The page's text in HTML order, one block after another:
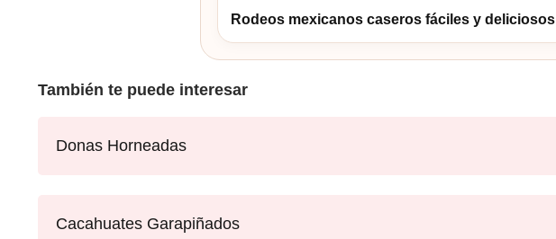
Rodeos mexicanos caseros fáciles y deliciosos
También te puede interesar
Donas Horneadas
Cacahuates Garapiñados